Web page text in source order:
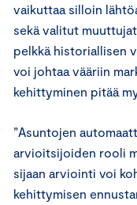
vaikuttaa silloin
sekä valitut
pelkkä historiallisen
voi johtaa vääriin
kehittyminen pitää
”Asuntojen
arvioitsijoiden rooli
sijaan arviointi voi
kehittymisen